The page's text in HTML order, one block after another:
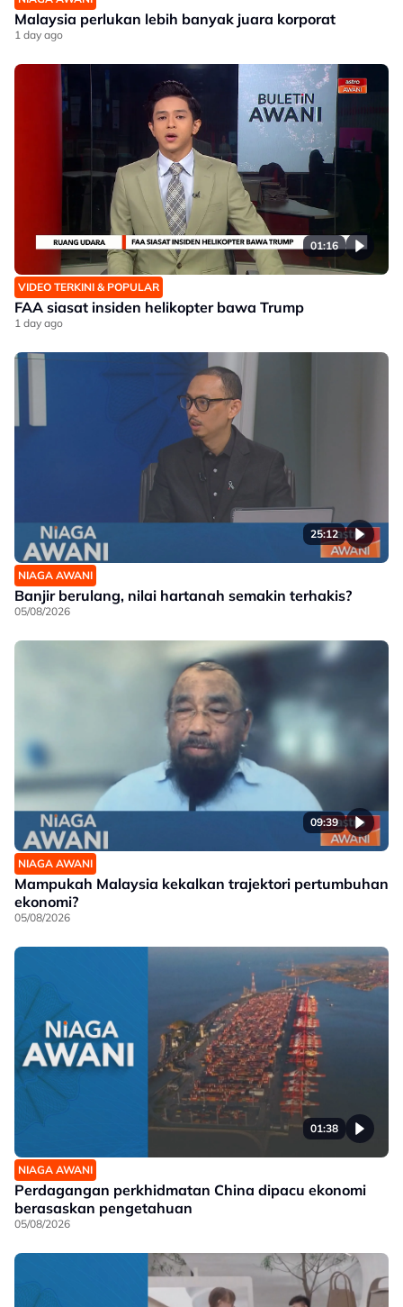
Malaysia perlukan lebih banyak juara korporat
1 day ago
01:16
VIDEO TERKINI & POPULAR
FAA siasat insiden helikopter bawa Trump
1 day ago
25:12
NIAGA AWANI
Banjir berulang, nilai hartanah semakin terhakis?
05/08/2026
09:39
NIAGA AWANI
Mampukah Malaysia kekalkan trajektori pertumbuhan
ekonomi?
05/08/2026
01:38
NIAGA AWANI
Perdagangan perkhidmatan China dipacu ekonomi
berasaskan pengetahuan
05/08/2026